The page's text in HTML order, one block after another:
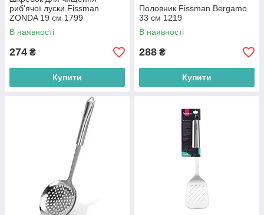
риб'ячої луски Fissman
ZONDA 19 см 1799
В наявності
274 ₴
Купити
Половник Fissman Bergamo
33 см 1219
В наявності
288 ₴
Купити